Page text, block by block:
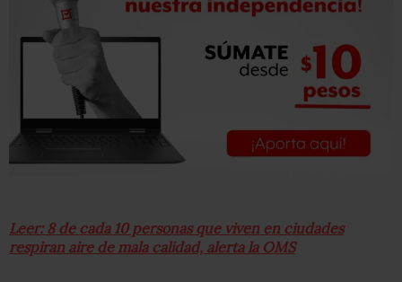
Leer: 8 de cada 10 personas que viven en ciudades
respiran aire de mala calidad, alerta la OMS